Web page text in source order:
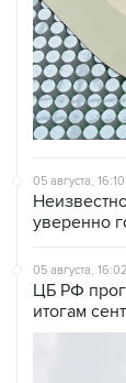
05 августа, 16:10
уверенно
05 августа, 16:02
ЦБ РФ
итогам